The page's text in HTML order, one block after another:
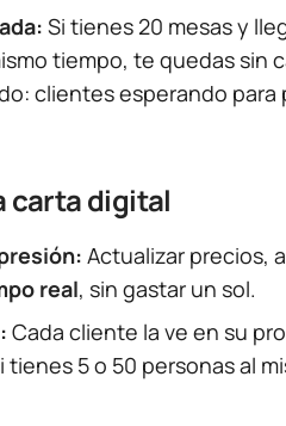
Si tienes 20 mesas y
tiempo, te quedas sin
clientes esperando para
carta digital
Actualizar precios,
real, sin gastar un sol.
Cada cliente la ve en su
tienes 5 o 50 personas al